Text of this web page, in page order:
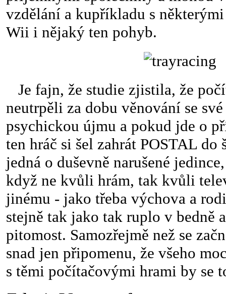
vzdělání a kupříkladu s
Wii i nějaký ten pohyb.
Je fajn, že studie zjistila, že
neutrpěli za dobu věnování se
psychickou újmu a pokud jde o
ten hráč si šel zahrát POSTAL do
jedná o duševně narušené
když ne kvůli hrám, tak kvůli
jinému - jako třeba výchova a
stejně tak jako tak ruplo v bedně
pitomost. Samozřejmě než se
snad jen připomenu, že všeho
s těmi počítačovými hrami by se